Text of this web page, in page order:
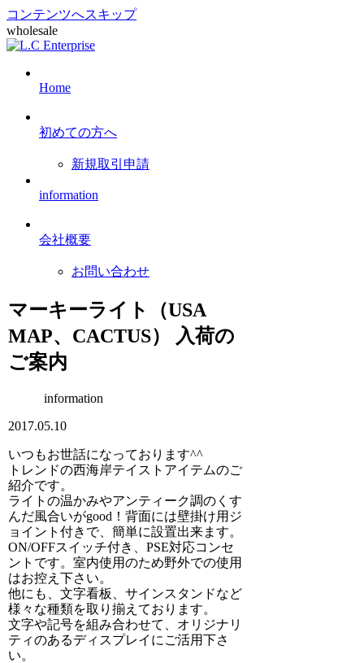
コンテンツへスキップ
wholesale
Home
初めての方へ
新規取引申請
information
会社概要
お問い合わせ
マーキーライト（USA
MAP、CACTUS） 入荷の
ご案内
information
2017.05.10
いつもお世話になっております^^
トレンドの西海岸テイストアイテムのご
紹介です。
ライトの温かみやアンティーク調のくす
んだ風合いがgood！背面には壁掛け用ジ
ョイント付きで、簡単に設置出来ます。
ON/OFFスイッチ付き、PSE対応コンセ
ントです。室内使用のため野外での使用
はお控え下さい。
他にも、文字看板、サインスタンドなど
様々な種類を取り揃えております。
文字や記号を組み合わせて、オリジナリ
ティのあるディスプレイにご活用下さ
い。